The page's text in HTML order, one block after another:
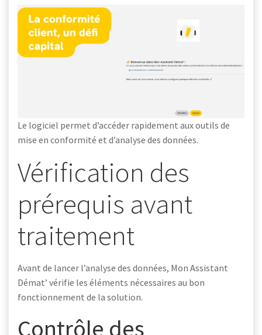
Le logiciel permet d’accéder rapidement aux outils de
mise en conformité et d’analyse des données.
Vérification des
prérequis avant
traitement
Avant de lancer l’analyse des données, Mon Assistant
Démat’ vérifie les éléments nécessaires au bon
fonctionnement de la solution.
Contrôle des